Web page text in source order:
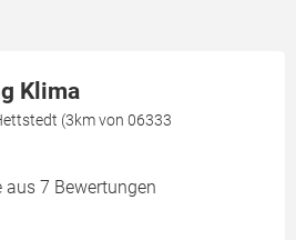
Klima
(3km von 06333
aus 7 Bewertungen